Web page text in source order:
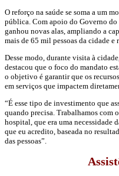
O reforço na saúde se soma a um
pública. Com apoio do Governo
ganhou novas alas, ampliando a
mais de 65 mil pessoas da cidade e
Desse modo, durante visita à
destacou que o foco do mandato
o objetivo é garantir que os
em serviços que impactem
“É esse tipo de investimento que
quando precisa. Trabalhamos com
hospital, que era uma necessidade
que eu acredito, baseada no
das pessoas”.